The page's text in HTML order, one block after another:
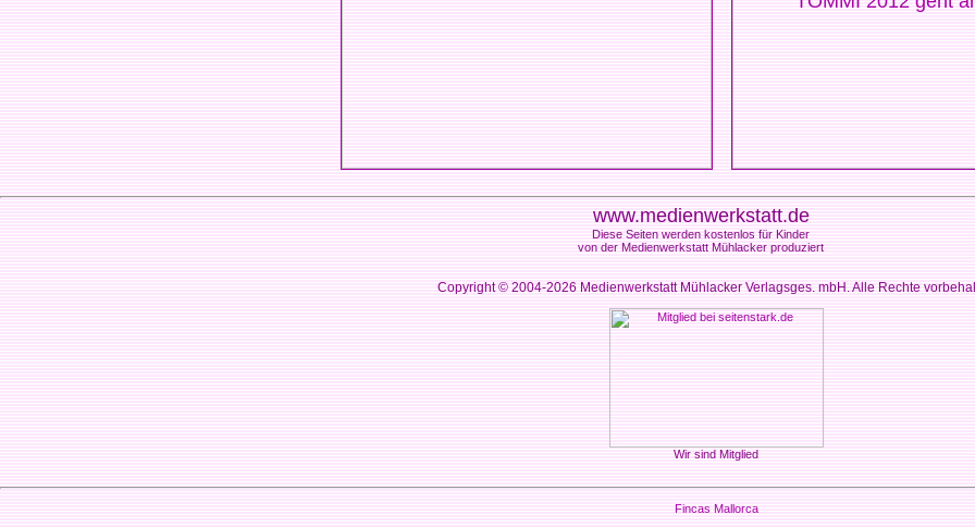
www.medienwerkstatt.de
Diese Seiten werden kostenlos für Kinder
von der Medienwerkstatt Mühlacker produziert
Copyright © 2004-2026Medienwerkstatt Mühlacker Verlagsges. mbH. Alle Rechte
Wir sind Mitglied
Fincas Mallorca